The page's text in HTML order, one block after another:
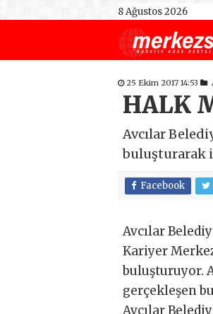
8 Ağustos 2026
25 Ekim 2017 14:53
HALK
Avcılar
buluşturarak
Facebook
Avcılar
Kariyer
buluşturuyor.
gerçekleşen
Avcılar